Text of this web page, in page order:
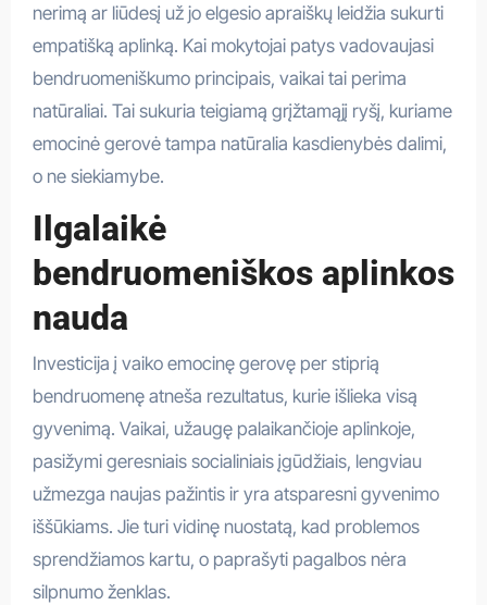
nerimą ar liūdesį už jo elgesio apraiškų leidžia sukurti
empatišką aplinką. Kai mokytojai patys vadovaujasi
bendruomeniškumo principais, vaikai tai perima
natūraliai. Tai sukuria teigiamą grįžtamąjį ryšį, kuriame
emocinė gerovė tampa natūralia kasdienybės dalimi,
o ne siekiamybe.
Ilgalaikė
bendruomeniškos aplinkos
nauda
Investicija į vaiko emocinę gerovę per stiprią
bendruomenę atneša rezultatus, kurie išlieka visą
gyvenimą. Vaikai, užaugę palaikančioje aplinkoje,
pasižymi geresniais socialiniais įgūdžiais, lengviau
užmezga naujas pažintis ir yra atsparesni gyvenimo
iššūkiams. Jie turi vidinę nuostatą, kad problemos
sprendžiamos kartu, o paprašyti pagalbos nėra
silpnumo ženklas.